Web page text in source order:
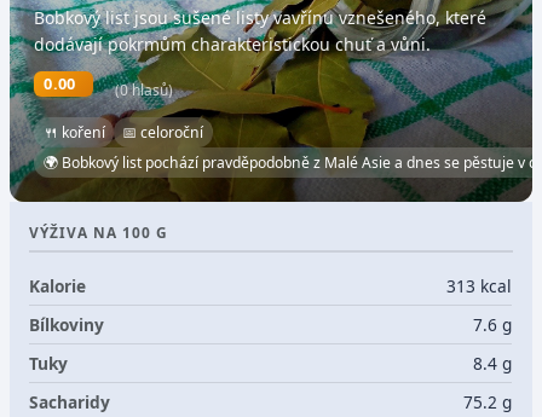
Bobkový list jsou sušené listy vavřínu vznešeného, které
dodávají pokrmům charakteristickou chuť a vůni.
0.00 (0 hlasů)
🍴 koření
📅 celoroční
🌍 Bobkový list pochází pravděpodobně z Malé Asie a dnes se pěstuje v
VÝŽIVA NA 100 G
Kalorie
313 kcal
Bílkoviny
7.6 g
Tuky
8.4 g
Sacharidy
75.2 g